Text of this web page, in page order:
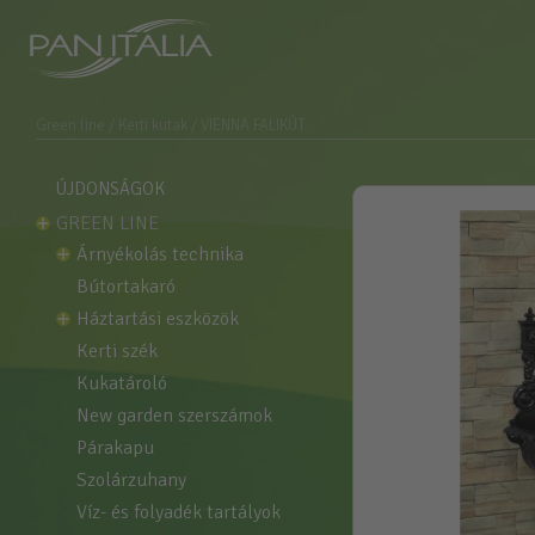
ÚJDONSÁGOK
GREEN LINE
árnyékolás technika
bútortakaró
háztartási eszközök
kerti szék
kukatároló
new garden szerszámok
párakapu
szolárzuhany
víz- és folyadék tartályok